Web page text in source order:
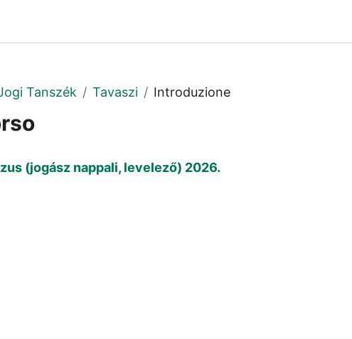
Tanszék Tavaszi Introduzione
(jogász nappali, levelező) 2026.